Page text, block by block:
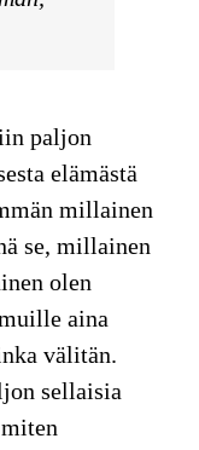
paljon
elämästä
millainen
se, millainen
olen
aina
välitän.
sellaisia